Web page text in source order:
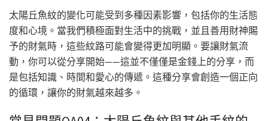
太陽丘魚紋的變化可能受到多種因素影響，包括你的生活態
度和心境。當我們積極面對生活中的挑戰，並且善用財神賜
予的財氣時，這些紋路可能會變得更加明顯。要讓財氣流
動，你可以從分享開始——這並不僅僅是金錢上的分享，而
是包括知識、時間和愛心的傳遞。這種分享會創造一個正向
的循環，讓你的財氣越來越多。